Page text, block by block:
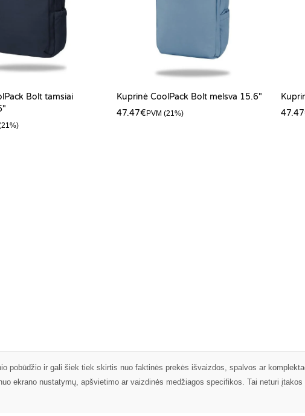
Bolt tamsiai
Kuprinė CoolPack Bolt melsva 15.6″
47.47€PVM (21%)
47.47
pobūdžio ir gali šiek tiek skirtis nuo faktinės prekės išvaizdos, spalvos ar
ekrano nustatymų, apšvietimo ar vaizdinės medžiagos specifikos. Tai neturi